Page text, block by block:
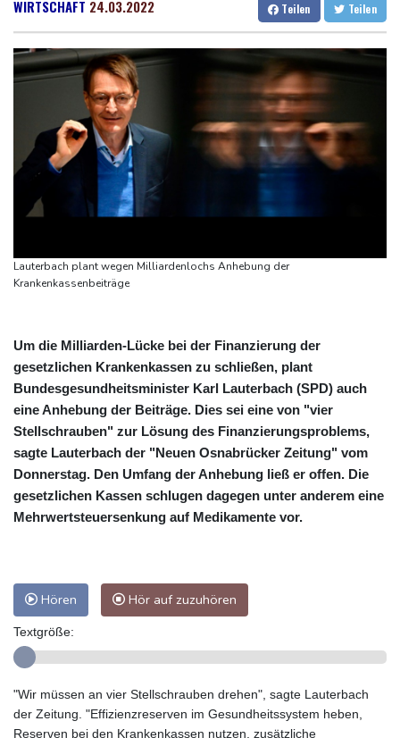
Salzburg
20 °C
Baden-Baden
18 °C
Iran stellt harte Bedingungen für Öffnung der Straße von
Hormus
Trauerflor und Schweigeminute: Inter Miami trauert mit Messi
WTA: Sabalenka scheitert überraschend in Toronto
Zwei Bombenanschläge in Kolumbien an erstem Tag im Amt des
neuen Präsidenten Espriella
Busemann: Kein EM-Titel für Neugebauer wäre "eine
Enttäuschung"
WIRTSCHAFT 24.03.2022 Teilen Teilen
Lauterbach plant wegen Milliardenlochs Anhebung der
Krankenkassenbeiträge
Um die Milliarden-Lücke bei der Finanzierung der
gesetzlichen Krankenkassen zu schließen, plant
Bundesgesundheitsminister Karl Lauterbach (SPD) auch
eine Anhebung der Beiträge. Dies sei eine von "vier
Stellschrauben" zur Lösung des Finanzierungsproblems,
sagte Lauterbach der "Neuen Osnabrücker Zeitung" vom
Donnerstag. Den Umfang der Anhebung ließ er offen. Die
gesetzlichen Kassen schlugen dagegen unter anderem eine
Mehrwertsteuersenkung auf Medikamente vor.
Hören Hör auf zuzuhören
Textgröße:
"Wir müssen an vier Stellschrauben drehen", sagte Lauterbach
der Zeitung. "Effizienzreserven im Gesundheitssystem heben,
Reserven bei den Krankenkassen nutzen, zusätzliche